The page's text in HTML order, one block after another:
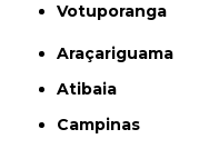
Votuporanga
Araçariguama
Atibaia
Campinas